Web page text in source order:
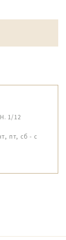
1/12
пт, сб - с